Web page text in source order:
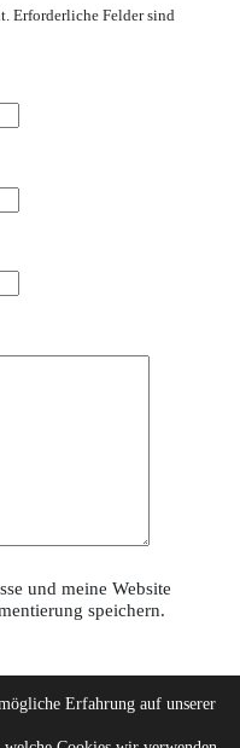
Erforderliche Felder sind
und meine Website
speichern.
Erfahrung auf unserer